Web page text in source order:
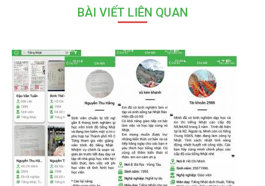
BÀI VIẾT LIÊN QUAN